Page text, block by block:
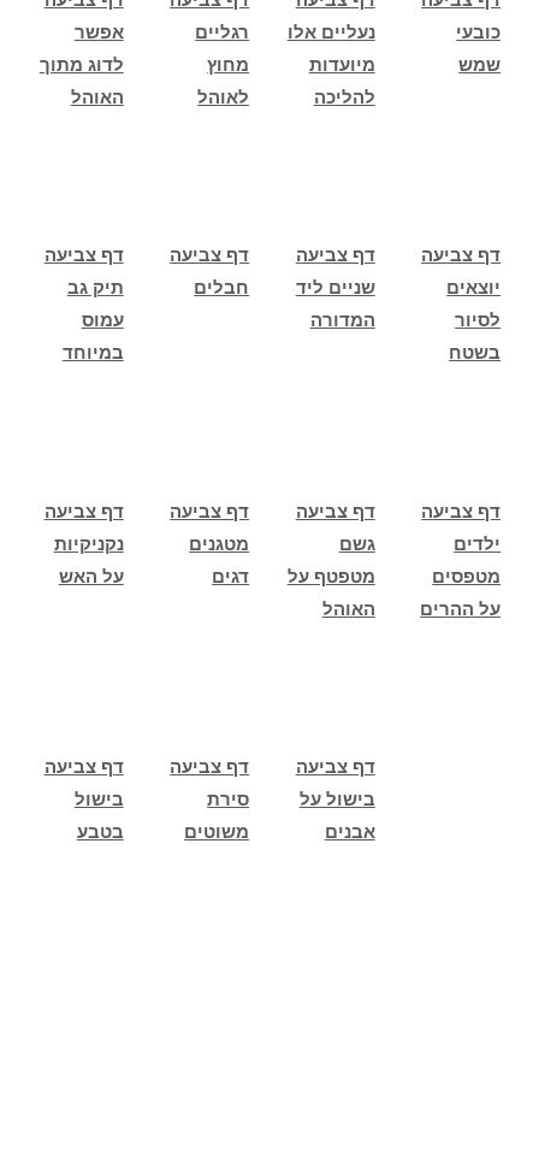
אפשר
לדוג מתוך
האוהל
רגליים
מחוץ
לאוהל
נעליים אלו
מיועדות
להליכה
כובעי
שמש
דף צביעה
תיק גב
עמוס
במיוחד
דף צביעה
חבלים
דף צביעה
שניים ליד
המדורה
דף צביעה
יוצאים
לסיור
בשטח
דף צביעה
נקניקיות
על האש
דף צביעה
מטגנים
דגים
דף צביעה
גשם
מטפטף על
האוהל
דף צביעה
ילדים
מטפסים
על ההרים
דף צביעה
בישול
בטבע
דף צביעה
סירת
משוטים
דף צביעה
בישול על
אבנים